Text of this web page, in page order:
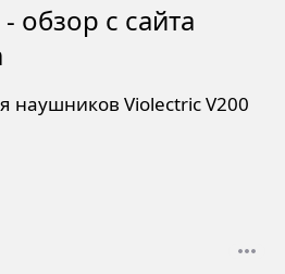
обзор с сайта
наушников Violectric V200